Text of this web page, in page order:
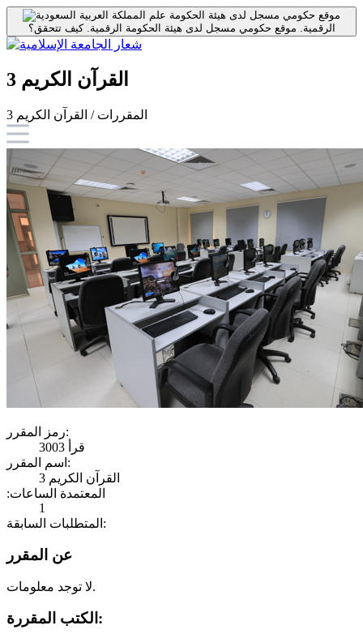
موقع حكومي مسجل لدى هيئة الحكومة
الرقمية. موقع حكومي مسجل لدى هيئة الحكومة الرقمية.كيف تتحقق؟
القرآن الكريم 3
المقررات / القرآن الكريم 3
رمز المقرر:
قرأ 3003
اسم المقرر:
القرآن الكريم 3
:المعتمدة الساعات
1
المتطلبات السابقة:
عن المقرر
لا توجد معلومات.
الكتب المقررة: